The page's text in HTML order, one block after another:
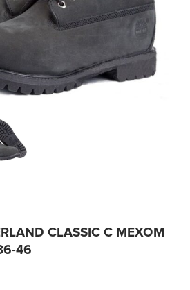
CLASSIC С МЕХОМ
46